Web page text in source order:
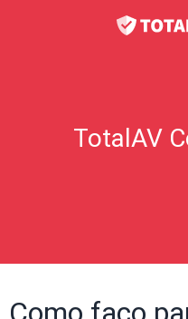
TotalAV